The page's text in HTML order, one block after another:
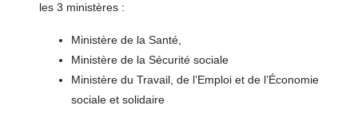
les 3 ministères :
Ministère de la Santé,
Ministère de la Sécurité sociale
Ministère du Travail, de l’Emploi et de l’Économie
sociale et solidaire